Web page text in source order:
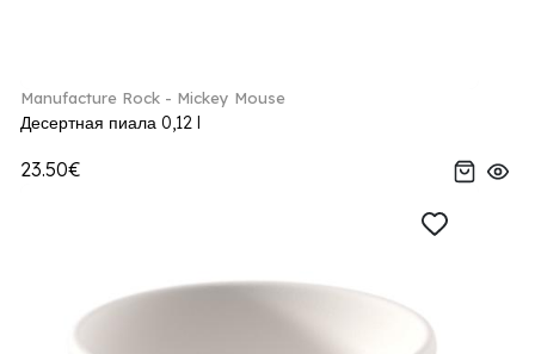
Manufacture Rock - Mickey Mouse
Десертная пиала 0,12 l
23.50€